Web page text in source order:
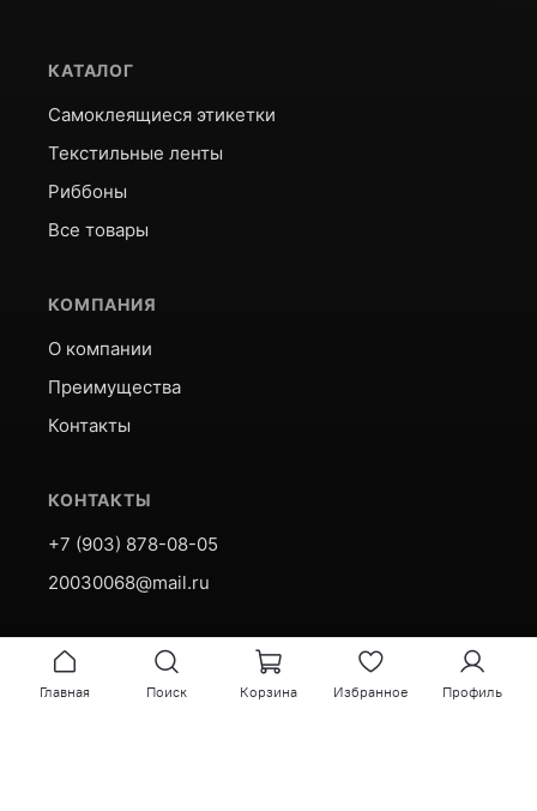
КАТАЛОГ
Самоклеящиеся этикетки
Текстильные ленты
Риббоны
Все товары
КОМПАНИЯ
О компании
Преимущества
Контакты
КОНТАКТЫ
+7 (903) 878-08-05
20030068@mail.ru
© 2026 Этикетка37
Главная Поиск Корзина Избранное Профиль